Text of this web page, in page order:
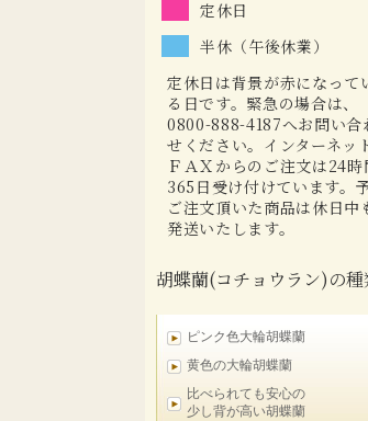
定休日
半休（午後休業）
定休日は背景が赤になって
る日です。緊急の場合は、
0800-888-4187へお問い合
せください。インターネッ
ＦＡＸからのご注文は24時
365日受け付けています。
ご注文頂いた商品は休日中
発送いたします。
胡蝶蘭(コチョウラン)の
ピンク色大輪胡蝶蘭
黄色の大輪胡蝶蘭
比べられても安心の
少し背が高い胡蝶蘭